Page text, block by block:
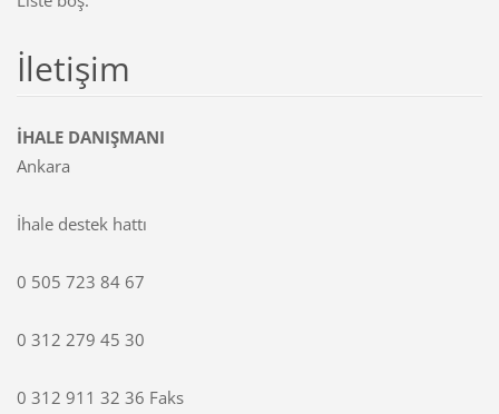
İletişim
İHALE DANIŞMANI
Ankara
İhale destek hattı
0 505 723 84 67
0 312 279 45 30
0 312 911 32 36 Faks